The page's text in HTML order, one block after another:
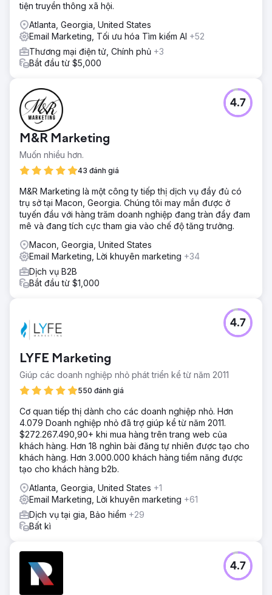
tiện truyền thông xã hội.
Atlanta, Georgia, United States
Email Marketing, Tối ưu hóa Tìm kiếm AI +52
Thương mại điện tử, Chính phủ +3
Bắt đầu từ $5,000
M&R Marketing
Muốn nhiều hơn.
43 đánh giá
4.7
M&R Marketing là một công ty tiếp thị dịch vụ đầy đủ có
trụ sở tại Macon, Georgia. Chúng tôi may mắn được ở
tuyến đầu với hàng trăm doanh nghiệp đang tràn đầy đam
mê và đang tích cực tham gia vào chế độ tăng trưởng.
Macon, Georgia, United States
Email Marketing, Lời khuyên marketing +34
Dịch vụ B2B
Bắt đầu từ $1,000
LYFE Marketing
Giúp các doanh nghiệp nhỏ phát triển kể từ năm 2011
550 đánh giá
4.7
Cơ quan tiếp thị dành cho các doanh nghiệp nhỏ. Hơn
4.079 Doanh nghiệp nhỏ đã trợ giúp kể từ năm 2011.
$272.267.490,90+ khi mua hàng trên trang web của
khách hàng. Hơn 18 nghìn bài đăng tự nhiên được tạo cho
khách hàng. Hơn 3.000.000 khách hàng tiềm năng được
tạo cho khách hàng b2b.
Atlanta, Georgia, United States +1
Email Marketing, Lời khuyên marketing +61
Dịch vụ tại gia, Bảo hiểm +29
Bất kì
4.7